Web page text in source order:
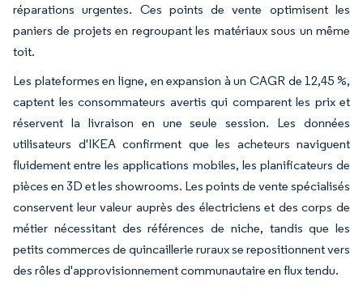
réparations urgentes. Ces points de vente optimisent les
paniers de projets en regroupant les matériaux sous un même
toit.
Les plateformes en ligne, en expansion à un CAGR de 12,45 %,
captent les consommateurs avertis qui comparent les prix et
réservent la livraison en une seule session. Les données
utilisateurs d'IKEA confirment que les acheteurs naviguent
fluidement entre les applications mobiles, les planificateurs de
pièces en 3D et les showrooms. Les points de vente spécialisés
conservent leur valeur auprès des électriciens et des corps de
métier nécessitant des références de niche, tandis que les
petits commerces de quincaillerie ruraux se repositionnent vers
des rôles d'approvisionnement communautaire en flux tendu.